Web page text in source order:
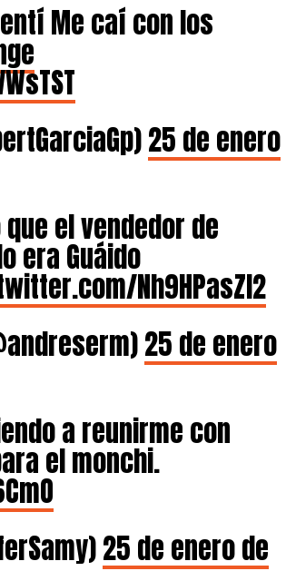
Me caí con los
25 de enero
el vendedor de
era Guáido
Nh9HPasZI2
25 de enero
a reunirme con
el monchi.
25 de enero de